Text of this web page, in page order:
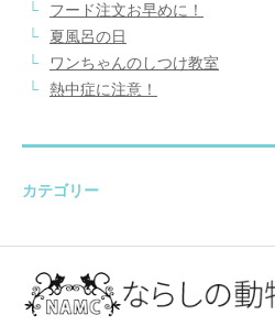
フード注文お早めに！
夏風呂の日
ワンちゃんのしつけ教室
熱中症に注意！
カテゴリー